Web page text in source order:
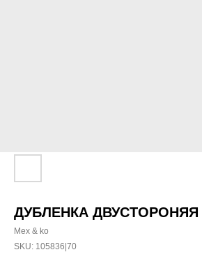
ДУБЛЕНКА ДВУСТОРОНЯЯ
Mex & ko
SKU: 105836|70